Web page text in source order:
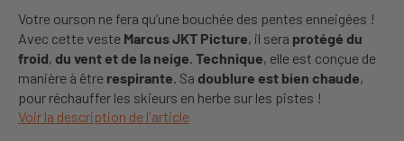
Votre ourson ne fera qu’une bouchée des pentes enneigées !
Avec cette veste Marcus JKT Picture, il sera protégé du
froid, du vent et de la neige. Technique, elle est conçue de
manière à être respirante. Sa doublure est bien chaude,
pour réchauffer les skieurs en herbe sur les pistes !
Voir la description de l'article